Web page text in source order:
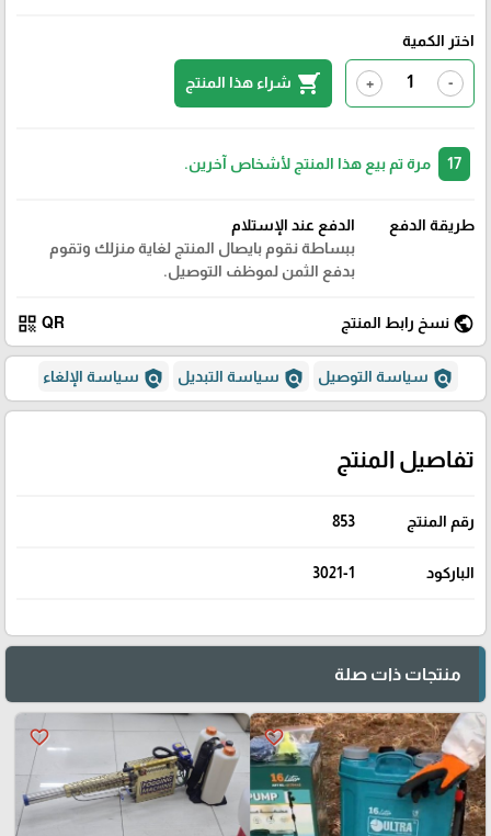
اختر الكمية
-
+
shopping_cart شراء هذا المنتج
مرة تم بيع هذا المنتج لأشخاص آخرين.
طريقة الدفع
الدفع عند الإستلام
ببساطة نقوم بايصال المنتج لغاية منزلك وتقوم
بدفع الثمن لموظف التوصيل.
public نسخ رابط المنتج QR
qr_code
policy سياسة التوصيل policy سياسة التبديل policy سياسة الإلغاء
تفاصيل المنتج
رقم المنتج 853
الباركود 3021-1
منتجات ذات صلة
favorite_border
favorite_border